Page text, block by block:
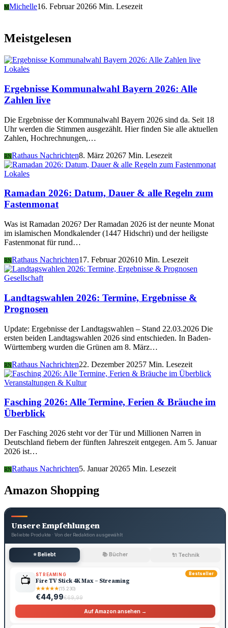
MMichelle16. Februar 20266 Min. Lesezeit
Meistgelesen
Lokales
Ergebnisse Kommunalwahl Bayern 2026: Alle
Zahlen live
Die Ergebnisse der Kommunalwahl Bayern 2026 sind da. Seit 18
Uhr werden die Stimmen ausgezählt. Hier finden Sie alle aktuellen
Zahlen, Hochrechnungen,…
RNRathaus Nachrichten8. März 20267 Min. Lesezeit
Lokales
Ramadan 2026: Datum, Dauer & alle Regeln zum
Fastenmonat
Was ist Ramadan 2026? Der Ramadan 2026 ist der neunte Monat
im islamischen Mondkalender (1447 Hidschri) und der heiligste
Fastenmonat für rund…
RNRathaus Nachrichten17. Februar 202610 Min. Lesezeit
Gesellschaft
Landtagswahlen 2026: Termine, Ergebnisse &
Prognosen
Update: Ergebnisse der Landtagswahlen – Stand 22.03.2026 Die
ersten beiden Landtagswahlen 2026 sind entschieden. In Baden-
Württemberg wurden die Grünen am 8. März…
RNRathaus Nachrichten22. Dezember 20257 Min. Lesezeit
Veranstaltungen & Kultur
Fasching 2026: Alle Termine, Ferien & Bräuche im
Überblick
Der Fasching 2026 steht vor der Tür und Millionen Narren in
Deutschland fiebern der fünften Jahreszeit entgegen. Am 5. Januar
2026 ist…
RNRathaus Nachrichten5. Januar 20265 Min. Lesezeit
Amazon Shopping
Unsere Empfehlungen
Beliebte Produkte · Von der Redaktion ausgewählt
⭐ Beliebt 📚 Bücher 🔌 Technik
Bestseller
📺 STREAMING
Fire TV Stick 4K Max – Streaming
★★★★★(15.230)
€44,99€69,99
Auf Amazon ansehen →